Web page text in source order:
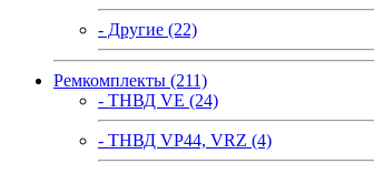
- Другие (22)
Ремкомплекты (211)
- ТНВД VE (24)
- ТНВД VP44, VRZ (4)